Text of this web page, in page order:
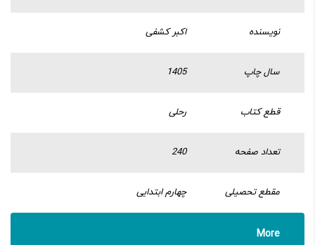
نویسنده اکبر کشفی
سال چاپ 1405
قطع کتاب رحلی
تعداد صفحه 240
مقطع تحصیلی چهارم ابتدایی
More